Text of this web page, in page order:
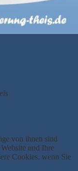
von ihnen sind
und Ihre
Cookies, wenn Sie